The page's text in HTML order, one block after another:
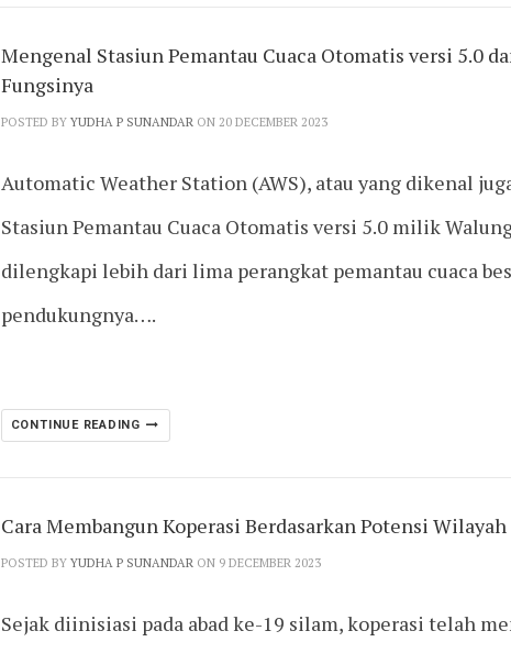
Mengenal Stasiun Pemantau Cuaca Otomatis versi 5.0
Fungsinya
POSTED BY YUDHA P SUNANDARON 20 DECEMBER 2023
Automatic Weather Station (AWS), atau yang dikenal
Stasiun Pemantau Cuaca Otomatis versi 5.0 milik
dilengkapi lebih dari lima perangkat pemantau cuaca
pendukungnya….
CONTINUE READING
Cara Membangun Koperasi Berdasarkan Potensi Wilayah
POSTED BY YUDHA P SUNANDARON 9 DECEMBER 2023
Sejak diinisiasi pada abad ke-19 silam, koperasi telah